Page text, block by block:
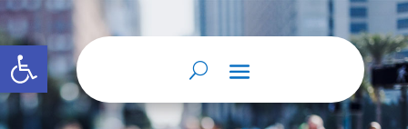
Abrir barra de herramientas